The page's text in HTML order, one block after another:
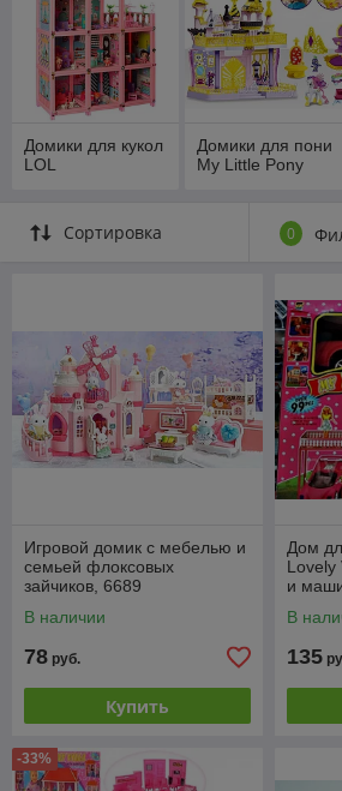
Домики для кукол
LOL
Домики для пони
My Little Pony
Сортировка 0
Игровой домик с мебелью и
семьей флоксовых
зайчиков, 6689
В наличии
78 руб.
Купить
Дом
Lovely
и
99 пре
В
135
-33%